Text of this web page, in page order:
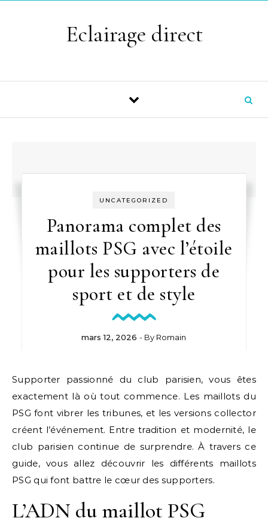
Eclairage direct
UNCATEGORIZED
Panorama complet des
maillots PSG avec l’étoile
pour les supporters de
sport et de style
mars 12, 2026 - By Romain
Supporter passionné du club parisien, vous êtes
exactement là où tout commence. Les maillots du
PSG font vibrer les tribunes, et les versions collector
créent l’événement. Entre tradition et modernité, le
club parisien continue de surprendre. À travers ce
guide, vous allez découvrir les différents maillots
PSG qui font battre le cœur des supporters.
L’ADN du maillot PSG